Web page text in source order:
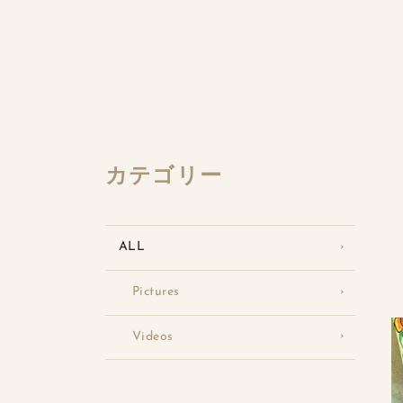
カテゴリー
ALL
Pictures
Videos